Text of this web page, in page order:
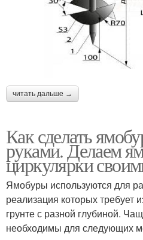
читать дальше →
Как сделать
руками. Делаем
циркулярки
Ямобуры используются для
реализация которых требует
грунте с разной глубиной.
необходимы для следующих